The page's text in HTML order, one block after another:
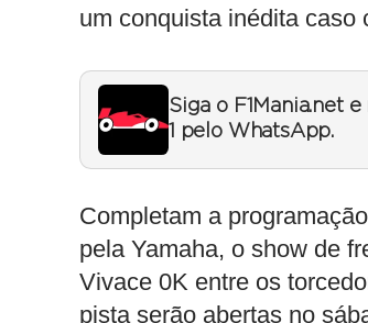
um conquista inédita caso
Siga o F1Mania.net
1 pelo WhatsApp.
Completam a
pela Yamaha, o show de
Vivace 0K entre os
pista serão abertas no